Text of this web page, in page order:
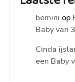
bemini op
Baby van
Cinda
een Baby